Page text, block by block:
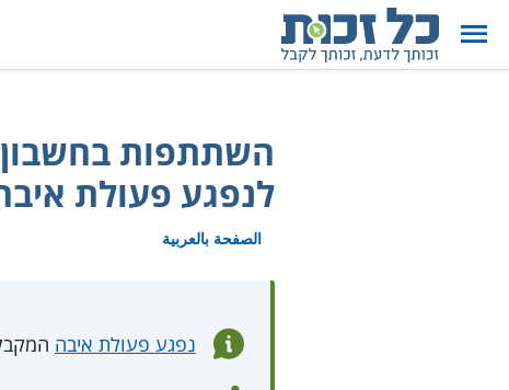
השתתפות בחשבון
לנפגע פעולת
الصفحة بالعربية
נפגע פעולת איבה